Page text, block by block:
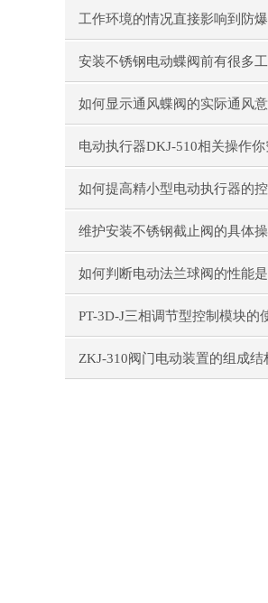
要求
工作环境的情况直接影响到防
动闸阀使用
安装不锈钢电动蝶阀前有很多
你了解几个
如何显示通风蝶阀的实际通风
电动执行器DKJ-510相关操作你
竟会了吗？
如何提高精小型电动执行器的
精度
维护安装不锈钢截止阀的具体
说明
如何判断电动法兰球阀的性能
正常？
PT-3D-J三相调节型控制模块的
要求
ZKJ-310阀门电动装置的组成结